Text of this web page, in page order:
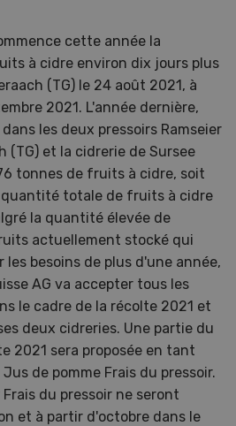
cette année la
à cidre environ dix jours plus
(TG) le 24 août 2021, à
2021. L'année dernière,
dans les deux pressoirs Ramseier
(TG) et la cidrerie de Sursee
tonnes de fruits à cidre, soit
quantité totale de fruits à cidre
la quantité élevée de
actuellement stocké qui
besoins de plus d'une année,
AG va accepter tous les
le cadre de la récolte 2021 et
deux cidreries. Une partie du
2021 sera proposée en tant
de pomme Frais du pressoir.
du pressoir ne seront
et à partir d'octobre dans le